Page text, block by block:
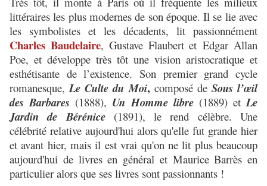
littéraires les plus modernes de son époque. Il se lie avec
les symbolistes et les décadents, lit passionnément
Charles Baudelaire, Gustave Flaubert et Edgar Allan
Poe, et développe très tôt une vision aristocratique et
esthétisante de l’existence. Son premier grand cycle
romanesque,Le Culte du Moi, composé de Sous l’œil
des Barbares (1888), Un Homme libre (1889) etLe
Jardin de Bérénice(1891), le rend célèbre. Une
célébrité relative aujourd'hui alors qu'elle fut grande hier
et avant hier, mais il est vrai qu'on ne lit plus beaucoup
aujourd'hui de livres en général et Maurice Barrès en
particulier alors que ses livres sont passionnants !